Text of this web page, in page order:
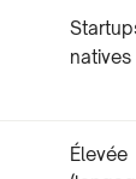
natives
Élevée